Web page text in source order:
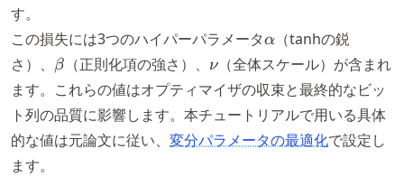
す。
この損失には3つのハイパーパラメータ\alpha
α （tanhの鋭
さ）、 \beta
β （正則化項の強さ）、 \nu
ν
（全体スケール）が含まれ
ます。これらの値はオプティマイザの収束と最終的なビッ
ト列の品質に影響します。本チュートリアルで用いる具体
的な値は元論文に従い、 変分パラメータの最適化で設定し
ます。